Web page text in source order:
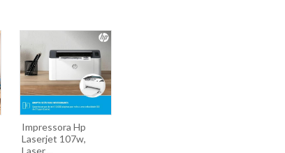
Impressora Hp
Laserjet 107w,
Laser,...